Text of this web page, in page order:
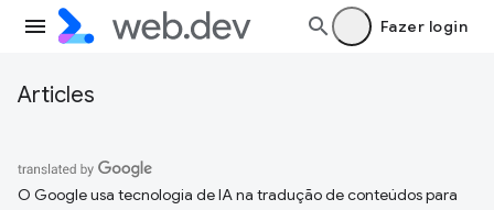
Fazer login
Articles
O Google usa tecnologia de IA na tradução de conteúdos para